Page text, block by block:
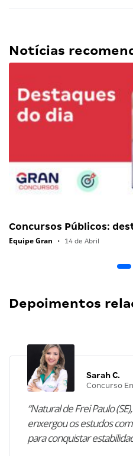
Notícias
Concursos Públicos:
Equipe Gran • 14 de Abril
Depoimentos
Sarah C.
Concurso
“Natural de Frei Paulo
enxergou os estudos
para conquistar